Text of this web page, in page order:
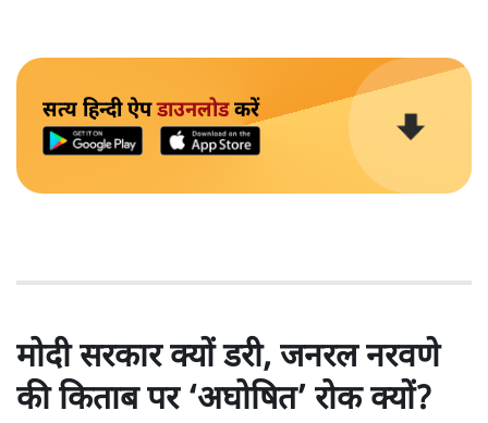
सत्य हिन्दी ऐपडाउनलोडकरें
मोदी सरकार क्यों डरी, जनरल नरवणे
की किताब पर ‘अघोषित’ रोक क्यों?